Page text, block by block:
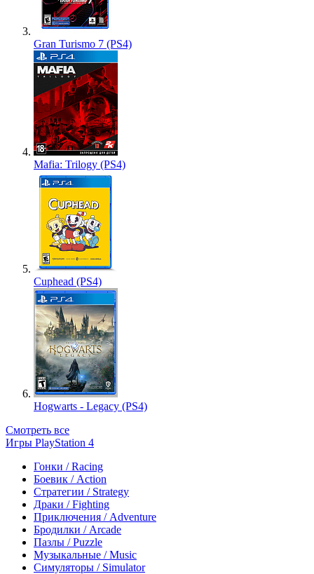
Gran Turismo 7 (PS4)
Mafia: Trilogy (PS4)
Cuphead (PS4)
Hogwarts - Legacy (PS4)
Смотреть все
Игры PlayStation 4
Гонки / Racing
Боевик / Action
Стратегии / Strategy
Драки / Fighting
Приключения / Adventure
Бродилки / Arcade
Пазлы / Puzzle
Музыкальные / Music
Симуляторы / Simulator